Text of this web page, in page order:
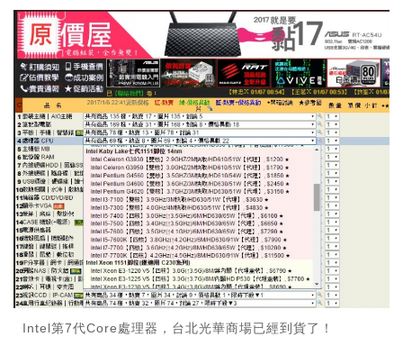
Intel第7代Core處理器，台北光華商場已經到貨了！